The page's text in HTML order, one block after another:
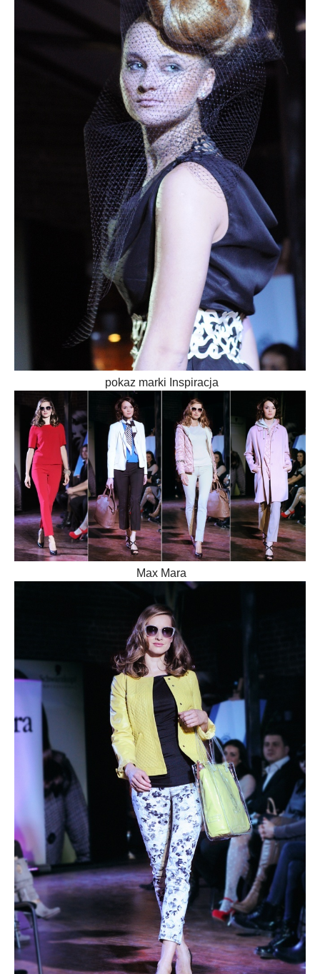
pokaz marki Inspiracja
Max Mara